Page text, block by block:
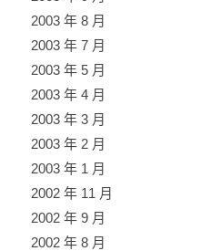
2003 年 8 月
2003 年 7 月
2003 年 5 月
2003 年 4 月
2003 年 3 月
2003 年 2 月
2003 年 1 月
2002 年 11 月
2002 年 9 月
2002 年 8 月